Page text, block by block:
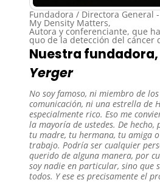
Fundadora / Directora General -
My Density Matters,
Autora y conferenciante, que
quo de la detección del cáncer
Nuestra
Yerger
No soy famoso, ni miembro de
comunicación, ni una estrella de
especialmente rico. Eso me
la mayoría de ustedes. De
tu madre, tu hermana, tu amiga
trabajo. Podría ser cualquier
querido de alguna manera, por
soy nadie en particular, sino que
todos. Y ese es precisamente el